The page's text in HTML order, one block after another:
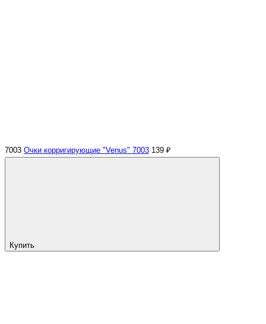
7003 Очки корригирующие "Venus" 7003 139 ₽
Купить